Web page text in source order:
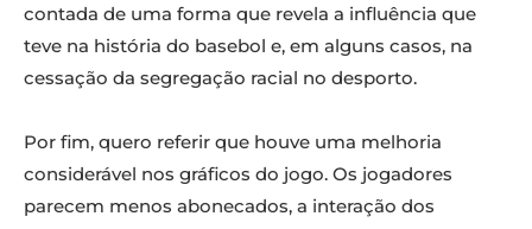
contada de uma forma que revela a influência que
teve na história do basebol e, em alguns casos, na
cessação da segregação racial no desporto.
Por fim, quero referir que houve uma melhoria
considerável nos gráficos do jogo. Os jogadores
parecem menos abonecados, a interação dos